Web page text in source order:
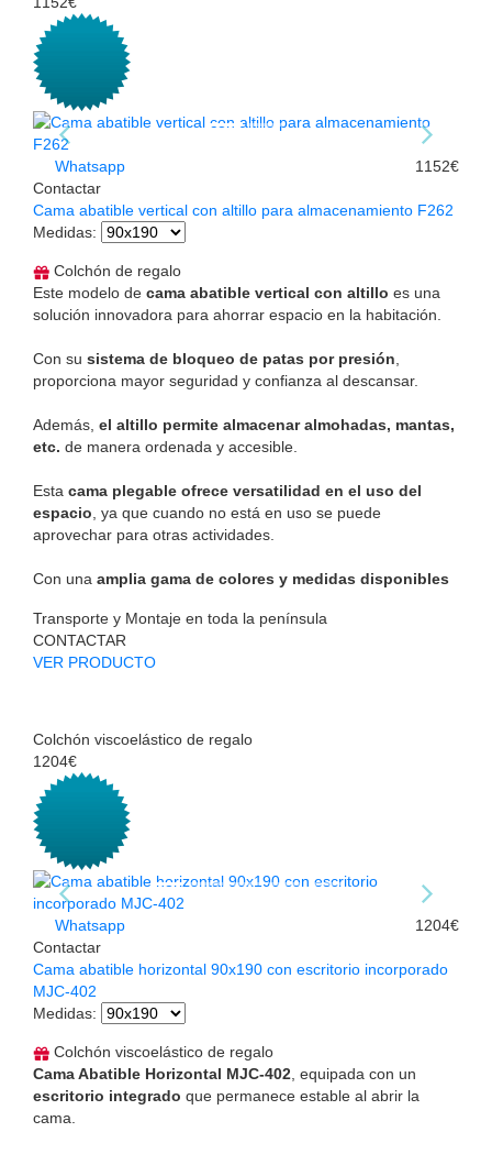
Whatsapp
Contactar
1152€
Cama abatible vertical con altillo para almacenamiento F262
Medidas:
Colchón de regalo
Este modelo de cama abatible vertical con altillo es una
solución innovadora para ahorrar espacio en la habitación.
Con su sistema de bloqueo de patas por presión,
proporciona mayor seguridad y confianza al descansar.
Además, el altillo permite almacenar almohadas, mantas,
etc. de manera ordenada y accesible.
Esta cama plegable ofrece versatilidad en el uso del
espacio, ya que cuando no está en uso se puede
aprovechar para otras actividades.
Con una amplia gama de colores y medidas disponibles
Transporte y Montaje en toda la península
CONTACTAR
VER PRODUCTO
Colchón viscoelástico de regalo
1204€
Whatsapp
Contactar
1204€
Cama abatible horizontal 90x190 con escritorio incorporado
MJC-402
Medidas:
Colchón viscoelástico de regalo
Cama Abatible Horizontal MJC-402, equipada con un
escritorio integrado que permanece estable al abrir la
cama.